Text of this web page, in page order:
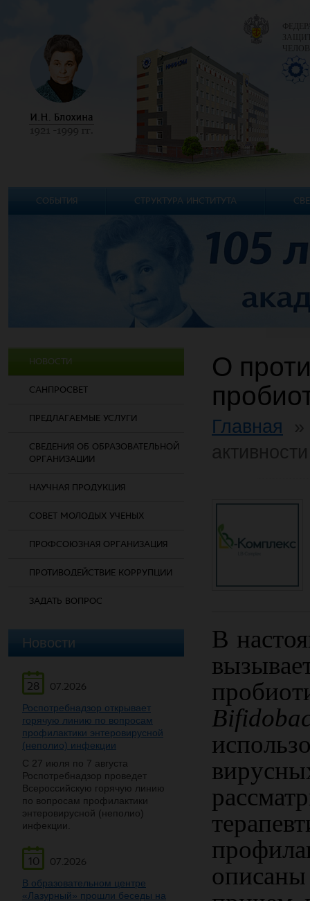
НОВОСТИ
САНПРОСВЕТ
ПРЕДЛАГАЕМЫЕ УСЛУГИ
СВЕДЕНИЯ ОБ ОБРАЗОВАТЕЛЬНОЙ
ОРГАНИЗАЦИИ
НАУЧНАЯ ПРОДУКЦИЯ
СОВЕТ МОЛОДЫХ УЧЕНЫХ
ПРОФСОЮЗНАЯ ОРГАНИЗАЦИЯ
ПРОТИВОДЕЙСТВИЕ КОРРУПЦИИ
ЗАДАТЬ ВОПРОС
Новости
28
07.2026
Роспотребнадзор открывает
горячую линию по вопросам
профилактики энтеровирусной
(неполио) инфекции
С 27 июля по 7 августа
Роспотребнадзор проведет
Всероссийскую горячую линию
по вопросам профилактики
энтеровирусной (неполио)
инфекции.
10
07.2026
В образовательном центре
«Лазурный» прошли беседы на
О
Главная
В
СОБЫТИЯ СТРУКТУРА ИНСТИТУТА